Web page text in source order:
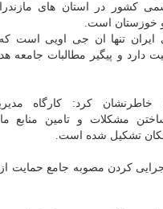
كشور در استان های
خوزستان است.
ایران تنها ان جی اویی است كه
دارد و پیگیر مطالبات جامعه
خاطرنشان كرد: كارگاه
مشكلات و تامین منابع
تشكیل شده است.
كردن مصوبه جامع حمایت